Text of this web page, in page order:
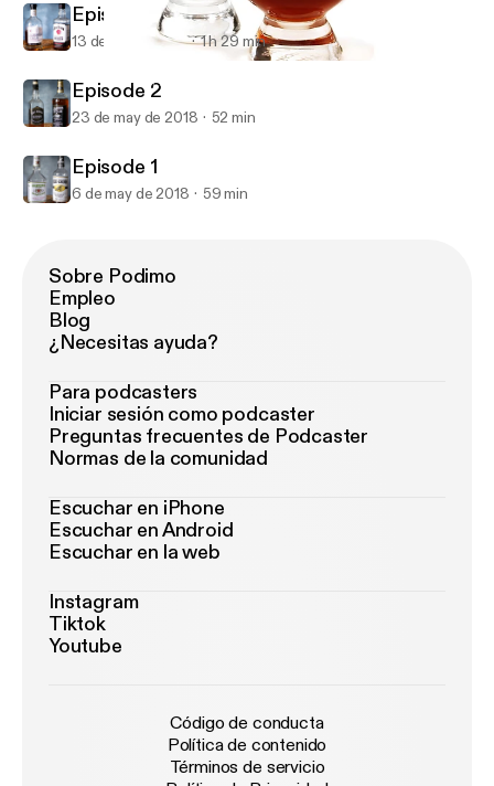
Bourbon Buddy Brackets
Episode 3
13 de jun de 2018 1 h 29 min
Episode 2
23 de may de 2018 52 min
Episode 1
6 de may de 2018 59 min
Sobre Podimo
Empleo
Blog
¿Necesitas ayuda?
Para podcasters
Iniciar sesión como podcaster
Preguntas frecuentes de Podcaster
Normas de la comunidad
Escuchar en iPhone
Escuchar en Android
Escuchar en la web
Instagram
Tiktok
Youtube
Código de conducta
Política de contenido
Términos de servicio